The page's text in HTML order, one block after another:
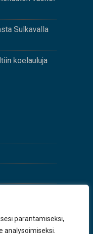
parantamiseksi,
analysoimiseksi.
Sulkavalla
koelauluja